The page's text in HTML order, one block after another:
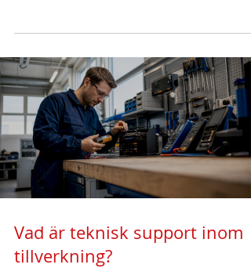
Vad är teknisk support inom
tillverkning?